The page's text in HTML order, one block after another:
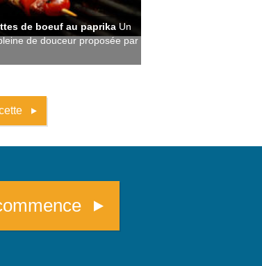
de boeuf au paprika Un
de douceur proposée par